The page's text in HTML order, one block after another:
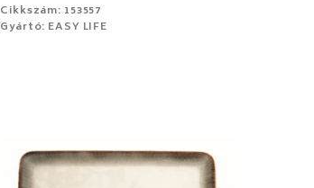
Cikkszám: 153557
Gyártó: EASY LIFE